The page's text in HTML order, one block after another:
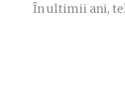
În ultimii ani,